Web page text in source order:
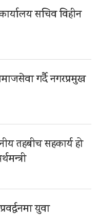
सचिव विहीन
गर्दै नगरप्रमुख
तहबीच सहकार्य हो
युवा